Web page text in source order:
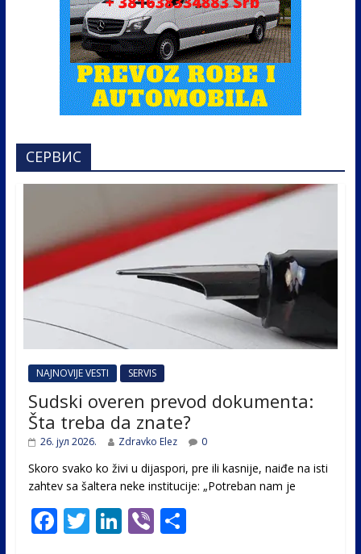
СЕРВИС
NAJNOVIJE VESTI SERVIS
Sudski overen prevod dokumenta:
Šta treba da znate?
26. јул 2026. Zdravko Elez 0
Skoro svako ko živi u dijaspori, pre ili kasnije, naiđe na isti
zahtev sa šaltera neke institucije: „Potreban nam je
F T Li Vi S